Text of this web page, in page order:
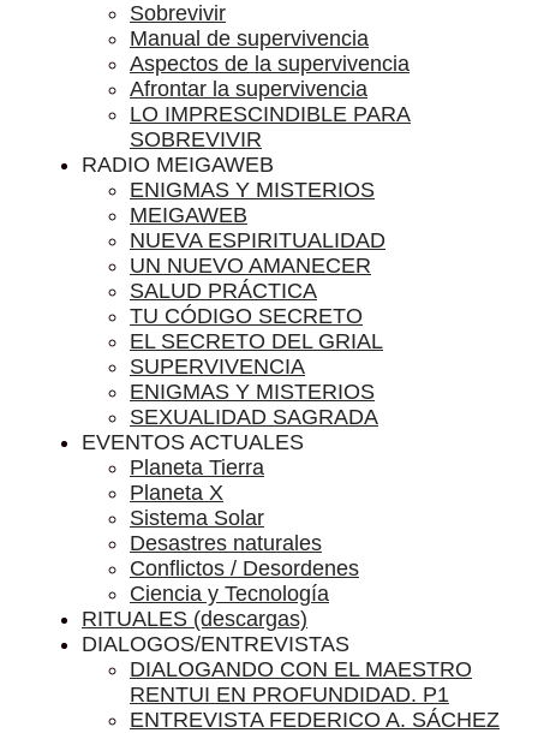
Sobrevivir
Manual de supervivencia
Aspectos de la supervivencia
Afrontar la supervivencia
LO IMPRESCINDIBLE PARA
SOBREVIVIR
RADIO MEIGAWEB
ENIGMAS Y MISTERIOS
MEIGAWEB
NUEVA ESPIRITUALIDAD
UN NUEVO AMANECER
SALUD PRÁCTICA
TU CÓDIGO SECRETO
EL SECRETO DEL GRIAL
SUPERVIVENCIA
ENIGMAS Y MISTERIOS
SEXUALIDAD SAGRADA
EVENTOS ACTUALES
Planeta Tierra
Planeta X
Sistema Solar
Desastres naturales
Conflictos / Desordenes
Ciencia y Tecnología
RITUALES (descargas)
DIALOGOS/ENTREVISTAS
DIALOGANDO CON EL MAESTRO
RENTUI EN PROFUNDIDAD. P1
ENTREVISTA FEDERICO A. SÁCHEZ